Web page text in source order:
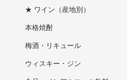
★ ワイン（産地別）
本格焼酎
梅酒・リキュール
ウィスキー・ジン